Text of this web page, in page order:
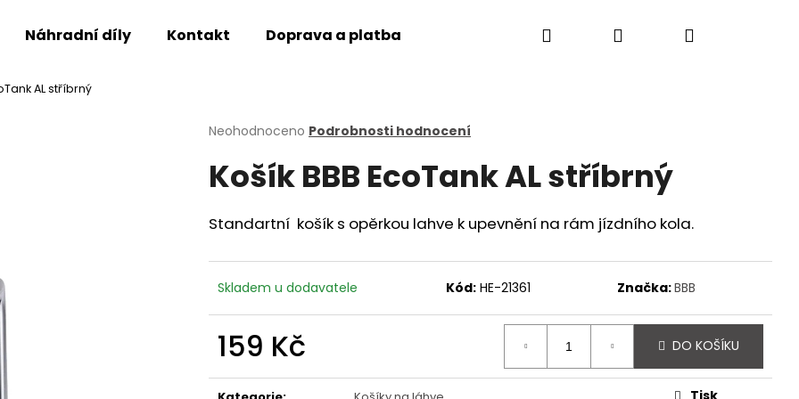
Náhradní díly Kontakt Doprava a platba Hledat PřihlášeníNákupní
AL stříbrný
Průměrné
produktu
je
z
5
Neohodnoceno Podrobnosti hodnocení
Košík BBB EcoTank AL stříbrný
Standartní košík s opěrkou lahve k upevnění na rám jízdního kola.
Skladem u dodavatele Kód: HE-21361 Značka:BBB
159 Kč
cena:
DO KOŠÍKU
Tisk
Co potřebujete najít?
HLEDAT
Následující